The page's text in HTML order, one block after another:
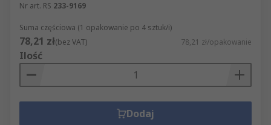
Nr art. RS 233-9169
Suma częściowa (1 opakowanie po 4 sztuk/i)
78,21 zł(bez VAT) 78,21 zł/opakowanie
Ilość
Dodaj